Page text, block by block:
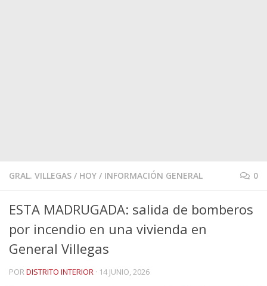
GRAL. VILLEGAS / HOY / INFORMACIÓN GENERAL 0
ESTA MADRUGADA: salida de bomberos
por incendio en una vivienda en
General Villegas
PORDISTRITO INTERIOR · 14 JUNIO, 2026